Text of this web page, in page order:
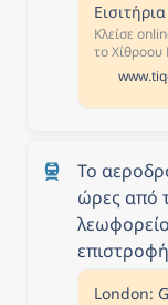
Κλείσε
το Χίθροου
απόλαυσε
σου χωρίς
μεταξύ του
Το
ώρες από